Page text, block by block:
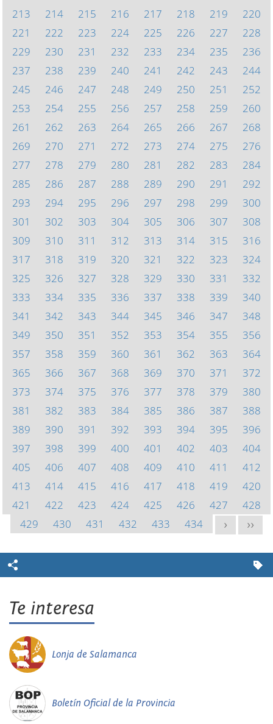
213
214 215 216 217 218 219
220
221
222 223 224 225 226 227
228
229
230 231 232 233 234 235
236
237
238 239 240 241 242 243
244
245
246 247 248 249 250 251
252
253
254 255 256 257 258 259
260
261
262 263 264 265 266 267
268
269
270 271 272 273 274 275
276
277
278 279 280 281 282 283
284
285
286 287 288 289 290 291
292
293
294 295 296 297 298 299
300
301
302 303 304 305 306 307
308
309
310 311 312 313 314 315
316
317
318 319 320 321 322 323
324
325
326 327 328 329 330 331
332
333
334 335 336 337 338 339
340
341
342 343 344 345 346 347
348
349
350 351 352 353 354 355
356
357
358 359 360 361 362 363
364
365
366 367 368 369 370 371
372
373
374 375 376 377 378 379
380
381
382 383 384 385 386 387
388
389
390 391 392 393 394 395
396
397
398 399 400 401 402 403
404
405
406 407 408 409 410 411
412
413
414 415 416 417 418 419
420
421
422 423 424 425 426 427
428
429
430 431 432 433 434 > >>
Te interesa
Lonja de Salamanca
Boletín Oficial de la Provincia